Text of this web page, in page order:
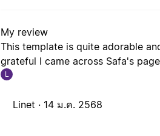
My review
This template is quite adorable
grateful I came across Safa's
L
Linet · 14 ม.ค. 2568